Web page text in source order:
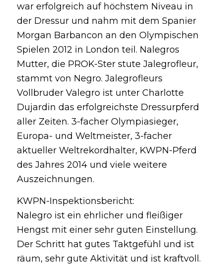
war erfolgreich auf höchstem Niveau in
der Dressur und nahm mit dem Spanier
Morgan Barbancon an den Olympischen
Spielen 2012 in London teil. Nalegros
Mutter, die PROK-Ster stute Jalegrofleur,
stammt von Negro. Jalegrofleurs
Vollbruder Valegro ist unter Charlotte
Dujardin das erfolgreichste Dressurpferd
aller Zeiten. 3-facher Olympiasieger,
Europa- und Weltmeister, 3-facher
aktueller Weltrekordhalter, KWPN-Pferd
des Jahres 2014 und viele weitere
Auszeichnungen.
KWPN-Inspektionsbericht:
Nalegro ist ein ehrlicher und fleißiger
Hengst mit einer sehr guten Einstellung.
Der Schritt hat gutes Taktgefühl und ist
räum, sehr gute Aktivität und ist kraftvoll.